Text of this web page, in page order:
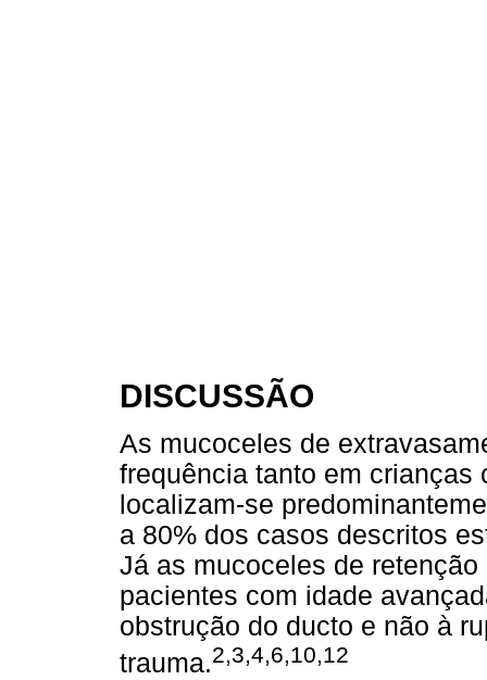
DISCUSSÃO
As mucoceles de
frequência tanto em crianças
localizam-se
a 80% dos casos descritos
Já as mucoceles de
pacientes com idade
obstrução do ducto e não à
trauma.2,3,4,6,10,12